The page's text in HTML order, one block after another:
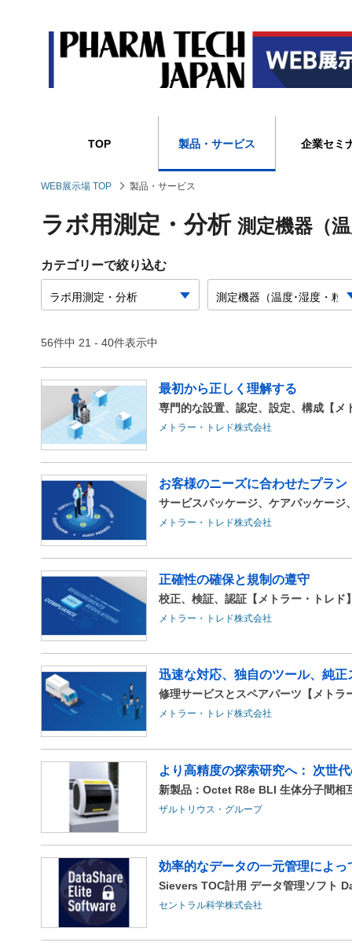
TOP 製品・サービス 企業セミ
WEB展示場 TOP 製品・サービス
ラボ用測定・分析 測定機器（
カテゴリーで絞り込む
56件中 21 - 40件表示中
最初から正しく理解する
専門的な設置、認定、設定、構成【メ
メトラー・トレド株式会社
お客様のニーズに合わせたプラン
サービスパッケージ、ケアパッケージ
メトラー・トレド株式会社
正確性の確保と規制の遵守
校正、検証、認証【メトラー・トレド
メトラー・トレド株式会社
迅速な対応、独自のツール、純正
修理サービスとスペアパーツ【メトラ
メトラー・トレド株式会社
より高精度の探索研究へ： 次世
新製品：Octet R8e BLI 生体分子間相
ザルトリウス・グループ
効率的なデータの一元管理によ
Sievers TOC計用 データ管理ソフト
セントラル科学株式会社